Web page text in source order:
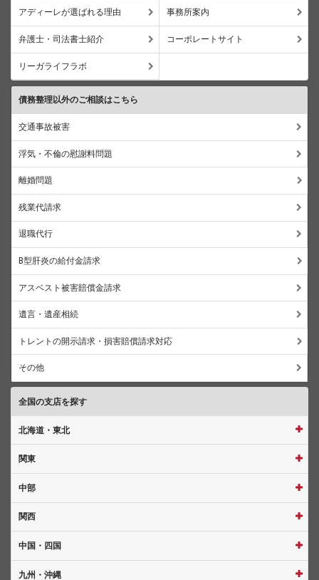
アディーレが選ばれる理由 事務所案内
弁護士・司法書士紹介 コーポレートサイト
リーガライフラボ
債務整理以外のご相談はこちら
交通事故被害
浮気・不倫の慰謝料問題
離婚問題
残業代請求
退職代行
B型肝炎の給付金請求
アスベスト被害賠償金請求
遺言・遺産相続
トレントの開示請求・損害賠償請求対応
その他
全国の支店を探す
北海道・東北
関東
中部
関西
中国・四国
九州・沖縄